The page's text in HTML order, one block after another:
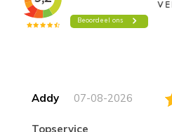
Addy 07-08-2026
topservice